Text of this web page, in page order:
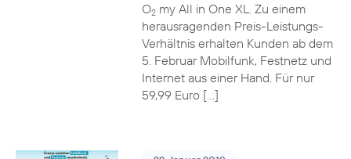
O2my All in One XL. Zu einem
herausragenden Preis-Leistungs-
Verhältnis erhalten Kunden ab dem
5. Februar Mobilfunk, Festnetz und
Internet aus einer Hand. Für nur
59,99 Euro […]